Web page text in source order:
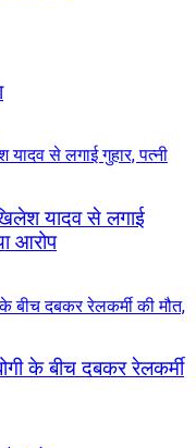
यादव से लगाई
आरोप
के बीच दबकर रेलकर्मी